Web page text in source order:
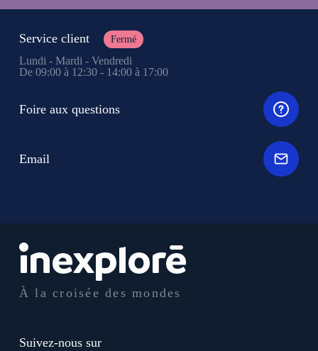
À la croisée des mondes
Suivez-nous sur
Service client Fermé
Lundi - Mardi - Vendredi
De 09:00 à 12:30 - 14:00 à 17:00
Foire aux questions
Email